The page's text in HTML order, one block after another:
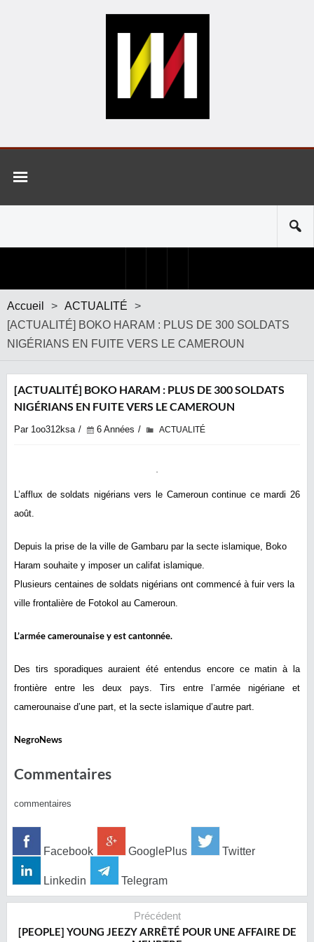
Accueil > ACTUALITÉ
>
[ACTUALITÉ] BOKO HARAM : PLUS DE 300 SOLDATS
NIGÉRIANS EN FUITE VERS LE CAMEROUN
[ACTUALITÉ] BOKO HARAM : PLUS DE 300 SOLDATS
NIGÉRIANS EN FUITE VERS LE CAMEROUN
Par 1oo312ksa 6 Années ACTUALITÉ
L’afflux de soldats nigérians vers le Cameroun continue ce mardi 26
août.
Depuis la prise de la ville de Gambaru par la secte islamique, Boko
Haram souhaite y imposer un califat islamique.
Plusieurs centaines de soldats nigérians ont commencé à fuir vers la
ville frontalière de Fotokol au Cameroun.
L’armée camerounaise y est cantonnée.
Des tirs sporadiques auraient été entendus encore ce matin à la
frontière entre les deux pays. Tirs entre l’armée nigériane et
camerounaise d’une part, et la secte islamique d’autre part.
NegroNews
Commentaires
commentaires
Facebook GooglePlus Twitter
Linkedin Telegram
Précédent
[PEOPLE] YOUNG JEEZY ARRÊTÉ POUR UNE AFFAIRE DE